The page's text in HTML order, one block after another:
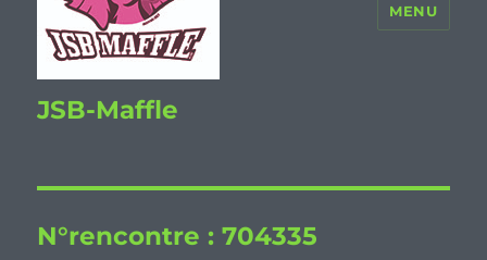
JSB-Maffle
MENU
N°rencontre :704335